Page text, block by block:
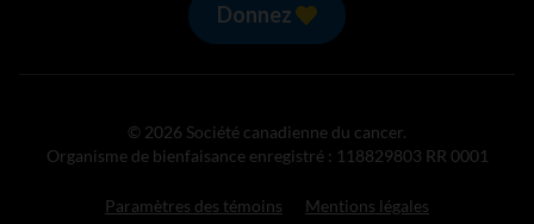
Donnez
© 2026 Société canadienne du cancer.
Organisme de bienfaisance enregistré : 118829803 RR 0001
Paramètres des témoins Mentions légales